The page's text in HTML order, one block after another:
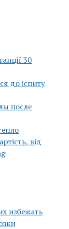
30
до іспиту
после
від
избежать